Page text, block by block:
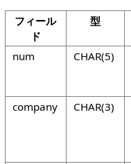
フィール
ド
型
num CHAR(5)
company
CHAR(3)